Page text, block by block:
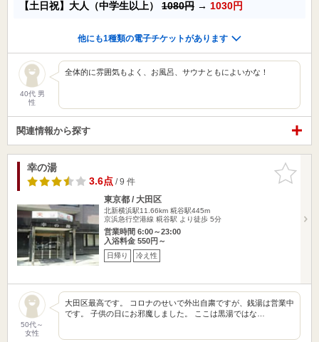
【土日祝】大人（中学生以上） 1080円 → 1030円
他にも1種類の電子チケットがあります
40代 男
性
全体的に雰囲気もよく、お風呂、サウナともによいかな！
関連情報から探す
お気に入
りに追加
幸の湯
3.6点/ 9 件
東京都 / 大田区
北新横浜駅11.66km 糀谷駅445m
京浜急行空港線 糀谷駅 より徒歩 5分
営業時間 6:00～23:00
入浴料金 550円～
日帰り 冷え性
50代～
女性
大田区最高です。 コロナのせいで外出自粛ですが、銭湯は営業中
です。 子供の日にお邪魔しました。 ここは黒湯ではな…